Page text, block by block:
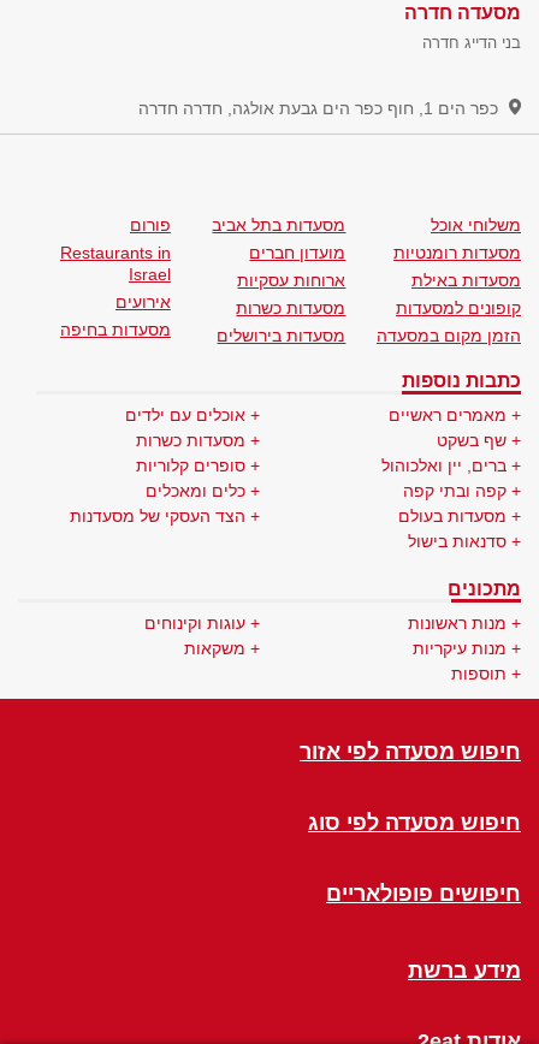
מסעדה חדרה
בני הדייג חדרה
כפר הים 1, חוף כפר הים גבעת אולגה, חדרה חדרה
משלוחי אוכל
מסעדות רומנטיות
מסעדות באילת
קופונים למסעדות
הזמן מקום במסעדה
מסעדות בתל אביב
מועדון חברים
ארוחות עסקיות
מסעדות כשרות
מסעדות בירושלים
פורום
Restaurants in
Israel
אירועים
מסעדות בחיפה
כתבות נוספות
מאמרים ראשיים
שף בשקט
ברים, יין ואלכוהול
קפה ובתי קפה
מסעדות בעולם
סדנאות בישול
אוכלים עם ילדים
מסעדות כשרות
סופרים קלוריות
כלים ומאכלים
הצד העסקי של מסעדנות
מתכונים
מנות ראשונות
מנות עיקריות
תוספות
עוגות וקינוחים
משקאות
חיפוש מסעדה לפי אזור
חיפוש מסעדה לפי סוג
חיפושים פופולאריים
מידע ברשת